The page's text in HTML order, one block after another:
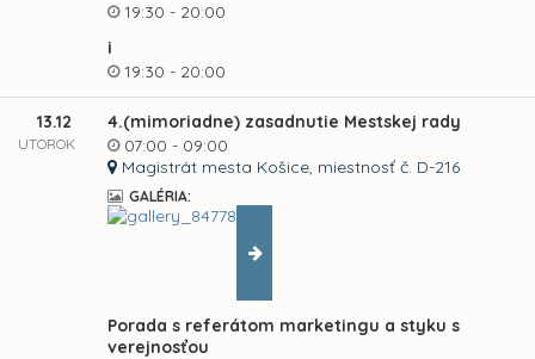
19:30 - 20:00
i
19:30 - 20:00
13.12
UTOROK
4.(mimoriadne) zasadnutie Mestskej rady
07:00 - 09:00
Magistrát mesta Košice, miestnosť č. D-216
GALÉRIA:
Porada s referátom marketingu a styku s
verejnosťou